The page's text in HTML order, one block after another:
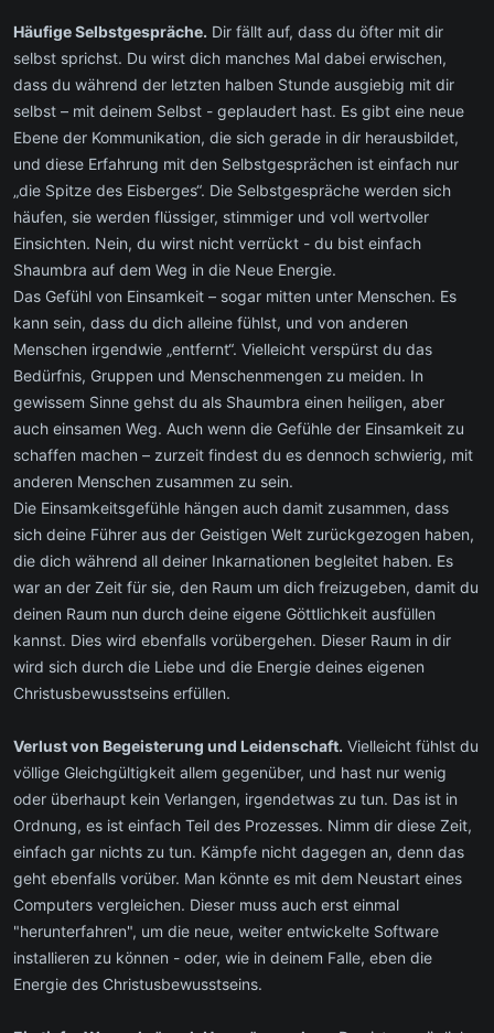
Häufige Selbstgespräche. Dir fällt auf, dass du öfter mit dir
selbst sprichst. Du wirst dich manches Mal dabei erwischen,
dass du während der letzten halben Stunde ausgiebig mit dir
selbst – mit deinem Selbst - geplaudert hast. Es gibt eine neue
Ebene der Kommunikation, die sich gerade in dir herausbildet,
und diese Erfahrung mit den Selbstgesprächen ist einfach nur
„die Spitze des Eisberges“. Die Selbstgespräche werden sich
häufen, sie werden flüssiger, stimmiger und voll wertvoller
Einsichten. Nein, du wirst nicht verrückt - du bist einfach
Shaumbra auf dem Weg in die Neue Energie.
Das Gefühl von Einsamkeit – sogar mitten unter Menschen. Es
kann sein, dass du dich alleine fühlst, und von anderen
Menschen irgendwie „entfernt“. Vielleicht verspürst du das
Bedürfnis, Gruppen und Menschenmengen zu meiden. In
gewissem Sinne gehst du als Shaumbra einen heiligen, aber
auch einsamen Weg. Auch wenn die Gefühle der Einsamkeit zu
schaffen machen – zurzeit findest du es dennoch schwierig, mit
anderen Menschen zusammen zu sein.
Die Einsamkeitsgefühle hängen auch damit zusammen, dass
sich deine Führer aus der Geistigen Welt zurückgezogen haben,
die dich während all deiner Inkarnationen begleitet haben. Es
war an der Zeit für sie, den Raum um dich freizugeben, damit du
deinen Raum nun durch deine eigene Göttlichkeit ausfüllen
kannst. Dies wird ebenfalls vorübergehen. Dieser Raum in dir
wird sich durch die Liebe und die Energie deines eigenen
Christusbewusstseins erfüllen.
Verlust von Begeisterung und Leidenschaft. Vielleicht fühlst du
völlige Gleichgültigkeit allem gegenüber, und hast nur wenig
oder überhaupt kein Verlangen, irgendetwas zu tun. Das ist in
Ordnung, es ist einfach Teil des Prozesses. Nimm dir diese Zeit,
einfach gar nichts zu tun. Kämpfe nicht dagegen an, denn das
geht ebenfalls vorüber. Man könnte es mit dem Neustart eines
Computers vergleichen. Dieser muss auch erst einmal
"herunterfahren", um die neue, weiter entwickelte Software
installieren zu können - oder, wie in deinem Falle, eben die
Energie des Christusbewusstseins.